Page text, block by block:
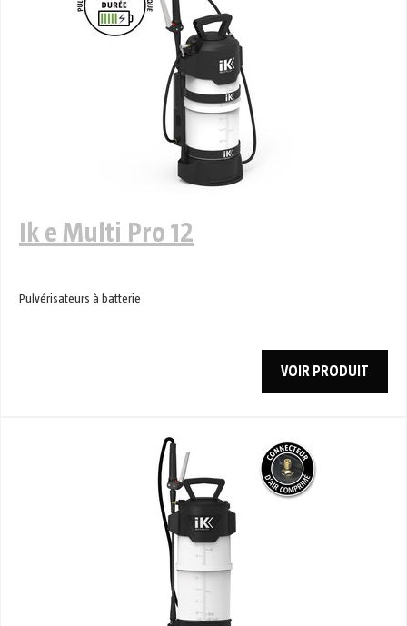
Ik e Multi Pro 12
Pulvérisateurs à batterie
VOIR PRODUIT